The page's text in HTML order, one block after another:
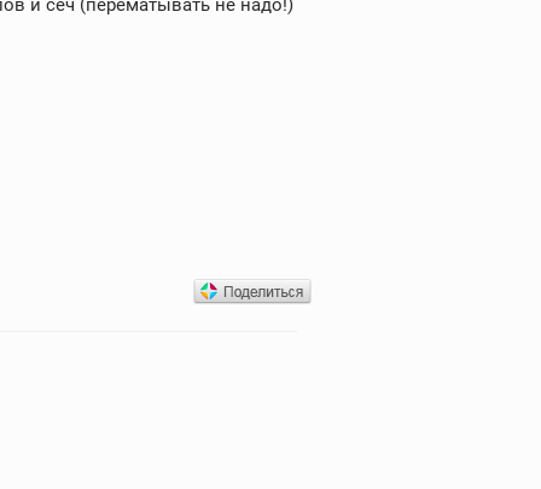
и сеч (перематывать не надо!)